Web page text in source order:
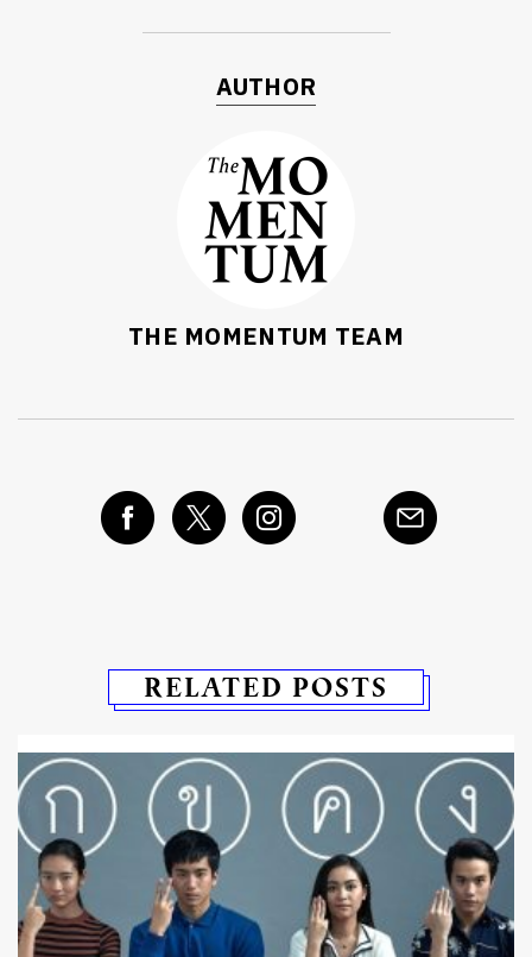
AUTHOR
THE MOMENTUM TEAM
RELATED POSTS